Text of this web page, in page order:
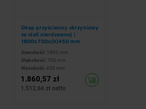
Okap przyścienny skrzyniowy
ze stali nierdzewnej |
1800x700x(h)450 mm
Szerokość: 1800 mm
Głębokość: 700 mm
Wysokość: 450 mm
1.860,57 zł
1.512,66 zł netto